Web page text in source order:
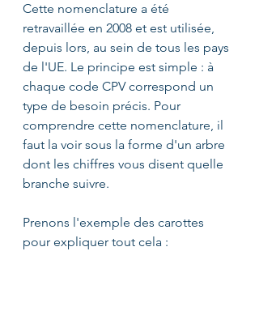
Cette nomenclature a été
retravaillée en 2008 et est utilisée,
depuis lors, au sein de tous les pays
de l'UE. Le principe est simple : à
chaque code CPV correspond un
type de besoin précis. Pour
comprendre cette nomenclature, il
faut la voir sous la forme d'un arbre
dont les chiffres vous disent quelle
branche suivre.
Prenons l'exemple des carottes
pour expliquer tout cela :